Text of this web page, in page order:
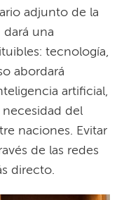
adjunto de la
una
tecnología,
abordará
artificial,
necesidad del
naciones. Evitar
de las redes
directo.